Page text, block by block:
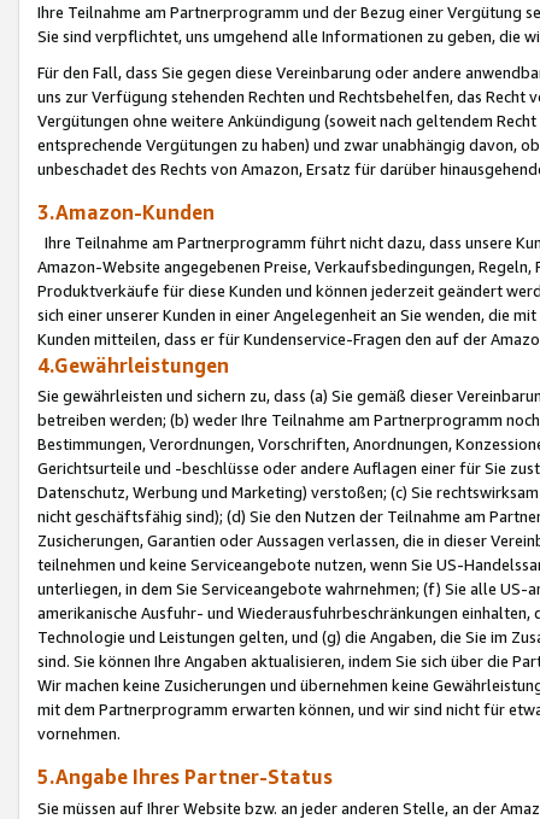
Ihre Teilnahme am Partnerprogramm und der Bezug einer Vergütung
Sie sind verpflichtet, uns umgehend alle Informationen zu geben, die
Für den Fall, dass Sie gegen diese Vereinbarung oder andere
uns zur Verfügung stehenden Rechten und Rechtsbehelfen, das
Vergütungen ohne weitere Ankündigung (soweit nach geltendem
entsprechende Vergütungen zu haben) und zwar unabhängig davon,
unbeschadet des Rechts von Amazon, Ersatz für darüber
3.Amazon-Kunden
Ihre Teilnahme am Partnerprogramm führt nicht dazu, dass unsere
Amazon-Website angegebenen Preise, Verkaufsbedingungen,
Produktverkäufe für diese Kunden und können jederzeit geändert
sich einer unserer Kunden in einer Angelegenheit an Sie wenden, die
Kunden mitteilen, dass er für Kundenservice-Fragen den auf der
4.Gewährleistungen
Sie gewährleisten und sichern zu, dass (a) Sie gemäß dieser
betreiben werden; (b) weder Ihre Teilnahme am Partnerprogramm
Bestimmungen, Verordnungen, Vorschriften, Anordnungen,
Gerichtsurteile und -beschlüsse oder andere Auflagen einer für Sie
Datenschutz, Werbung und Marketing) verstoßen; (c) Sie
nicht geschäftsfähig sind); (d) Sie den Nutzen der Teilnahme am
Zusicherungen, Garantien oder Aussagen verlassen, die in dieser
teilnehmen und keine Serviceangebote nutzen, wenn Sie US-
unterliegen, in dem Sie Serviceangebote wahrnehmen; (f) Sie alle
amerikanische Ausfuhr- und Wiederausfuhrbeschränkungen
Technologie und Leistungen gelten, und (g) die Angaben, die Sie im
sind. Sie können Ihre Angaben aktualisieren, indem Sie sich über die
Wir machen keine Zusicherungen und übernehmen keine
mit dem Partnerprogramm erwarten können, und wir sind nicht für
vornehmen.
5.Angabe Ihres Partner-Status
Sie müssen auf Ihrer Website bzw. an jeder anderen Stelle, an der